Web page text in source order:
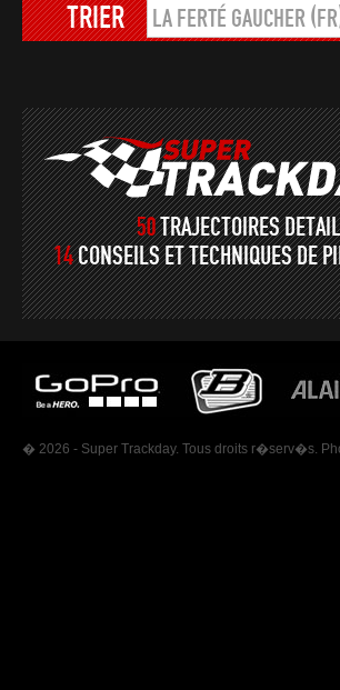
TRIER LA FERTÉ GAUCHER
50TRAJECTOIRES
14CONSEILS ET TECHNIQUES DE
� 2026 - Super Trackday. Tous droits r�serv�s.